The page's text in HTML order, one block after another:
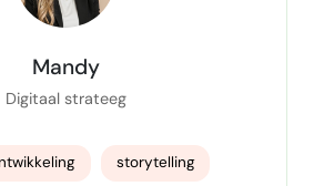
Mandy
Digitaal strateeg
storytelling